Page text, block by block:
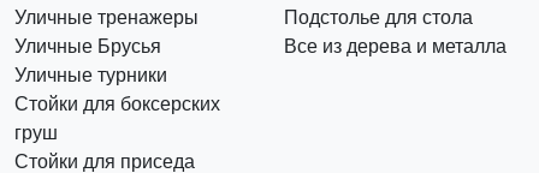
Уличные тренажеры
Уличные Брусья
Уличные турники
Стойки для боксерских
груш
Стойки для приседа
Подстолье для стола
Все из дерева и металла